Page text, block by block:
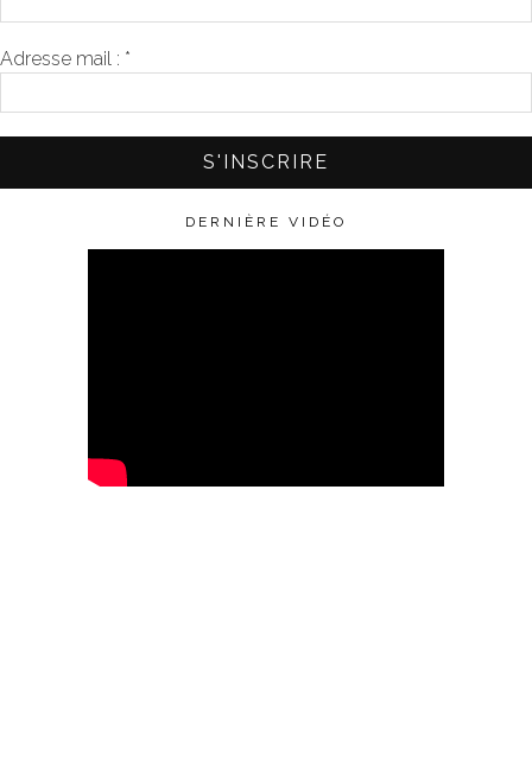
Adresse mail : *
DERNIÈRE VIDÉO